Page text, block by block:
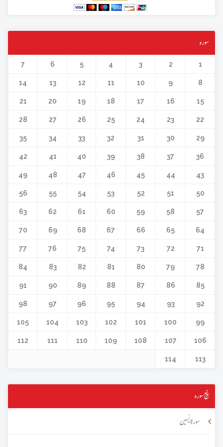
سورہ
1
2
3
4
5
6
7
8
9
10
11
12
13
14
15
16
17
18
19
20
21
22
23
24
25
26
27
28
29
30
31
32
33
34
35
36
37
38
39
40
41
42
43
44
45
46
47
48
49
50
51
52
53
54
55
56
57
58
59
60
61
62
63
64
65
66
67
68
69
70
71
72
73
74
75
76
77
78
79
80
81
82
83
84
85
86
87
88
89
90
91
92
93
94
95
96
97
98
99
100
101
102
103
104
105
106
107
108
109
110
111
112
113
114
پنج سورہ
سورۃ یٰسین